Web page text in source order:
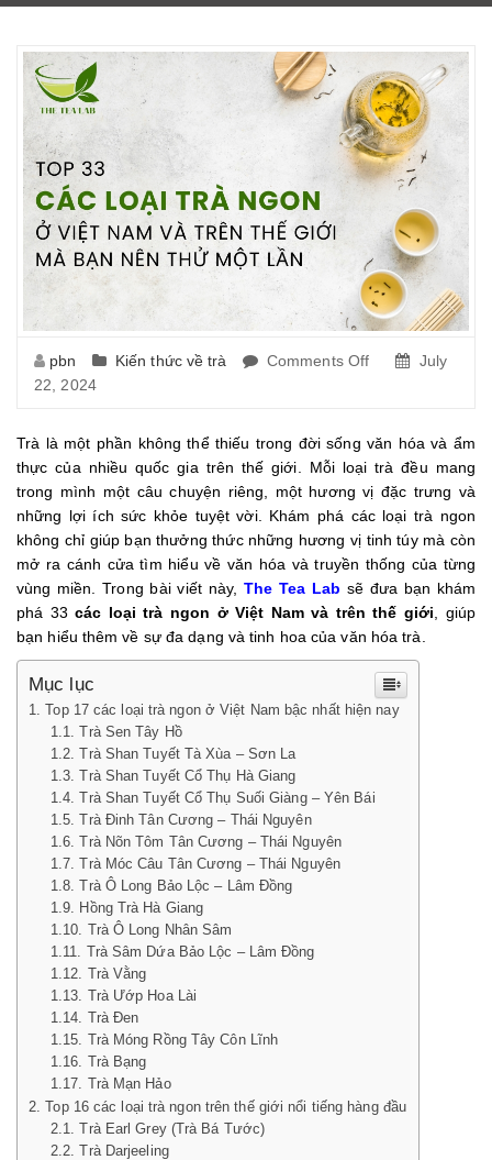
pbn Kiến thức về trà Comments Off
Việt
Nam
Giới
Mà
Bạn
Một
July
22, 2024
Trà là một phần không thể thiếu trong đời sống văn hóa và ẩm
thực của nhiều quốc gia trên thế giới. Mỗi loại trà đều mang
trong mình một câu chuyện riêng, một hương vị đặc trưng và
những lợi ích sức khỏe tuyệt vời. Khám phá các loại trà ngon
không chỉ giúp bạn thưởng thức những hương vị tinh túy mà còn
mở ra cánh cửa tìm hiểu về văn hóa và truyền thống của từng
vùng miền. Trong bài viết này, The Tea Lab sẽ đưa bạn khám
phá 33các loại trà ngon ở Việt Nam và trên thế giới , giúp
bạn hiểu thêm về sự đa dạng và tinh hoa của văn hóa trà.
Mục lục
Top 17 các loại trà ngon ở Việt Nam bậc nhất hiện nay
Trà Sen Tây Hồ
Trà Shan Tuyết Tà Xùa – Sơn La
Trà Shan Tuyết Cổ Thụ Hà Giang
Trà Shan Tuyết Cổ Thụ Suối Giàng – Yên Bái
Trà Đinh Tân Cương – Thái Nguyên
Trà Nõn Tôm Tân Cương – Thái Nguyên
Trà Móc Câu Tân Cương – Thái Nguyên
Trà Ô Long Bảo Lộc – Lâm Đồng
Hồng Trà Hà Giang
Trà Ô Long Nhân Sâm
Trà Sâm Dứa Bảo Lộc – Lâm Đồng
Trà Vằng
Trà Ướp Hoa Lài
Trà Đen
Trà Móng Rồng Tây Côn Lĩnh
Trà Bạng
Trà Mạn Hảo
Top 16 các loại trà ngon trên thế giới nổi tiếng hàng đầu
Trà Earl Grey (Trà Bá Tước)
Trà Darjeeling